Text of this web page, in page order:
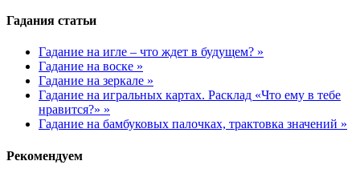
Гадания статьи
Гадание на игле – что ждет в будущем? »
Гадание на воске »
Гадание на зеркале »
Гадание на игральных картах. Расклад «Что ему в тебе
нравится?» »
Гадание на бамбуковых палочках, трактовка значений »
Рекомендуем